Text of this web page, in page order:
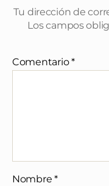
Tu dirección de
Los campos
Comentario*
Nombre*